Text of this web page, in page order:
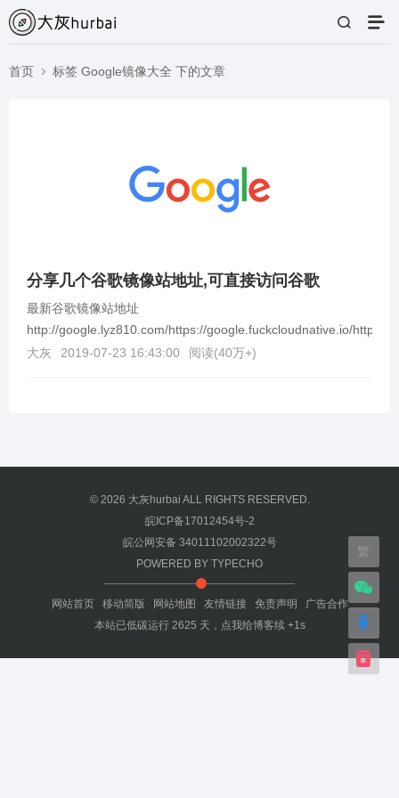
首页 标签 Google镜像大全 下的文章
分享几个谷歌镜像站地址,可直接访问谷歌
最新谷歌镜像站地址
http://google.lyz810.com/https://google.fuckcloudnative.io/https://
大灰
2019-07-23 16:43:00 阅读(40万+)
© 2026 大灰hurbai ALL RIGHTS RESERVED.
皖ICP备17012454号-2
皖公网安备 34011102002322号
POWERED BY TYPECHO
网站首页 移动简版 网站地图 友情链接 免责声明
广告合作
本站已低碳运行2625 天， 点我给博客续 +1s
繁